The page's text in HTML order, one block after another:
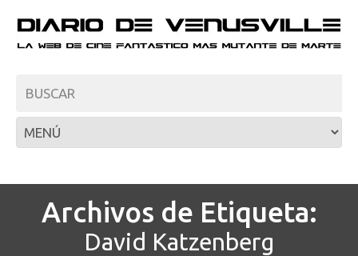
Archivos de Etiqueta:
David Katzenberg